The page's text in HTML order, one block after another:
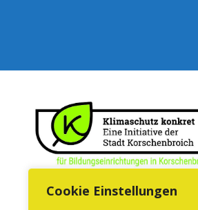
Cookie Einstellungen